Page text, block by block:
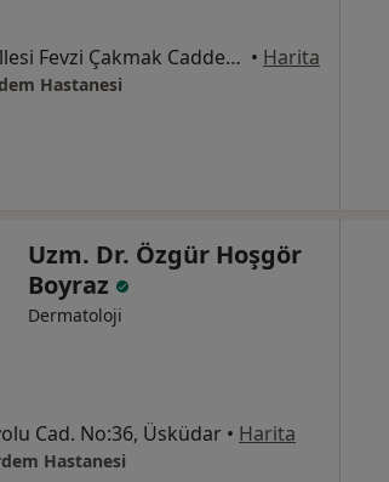
Güneşli Mahallesi Fevzi Çakmak Caddesi No:72-74, Bağcılar • Harita
Hastanesi
Uzm. Dr. Özgür Hoşgör
Boyraz
Dermatoloji
Cad. No:36, Üsküdar • Harita
Hastanesi